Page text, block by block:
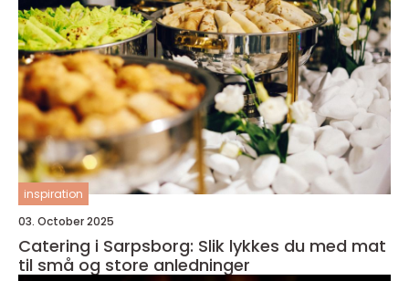
inspiration
03. October 2025
Catering i Sarpsborg: Slik lykkes du med mat
til små og store anledninger